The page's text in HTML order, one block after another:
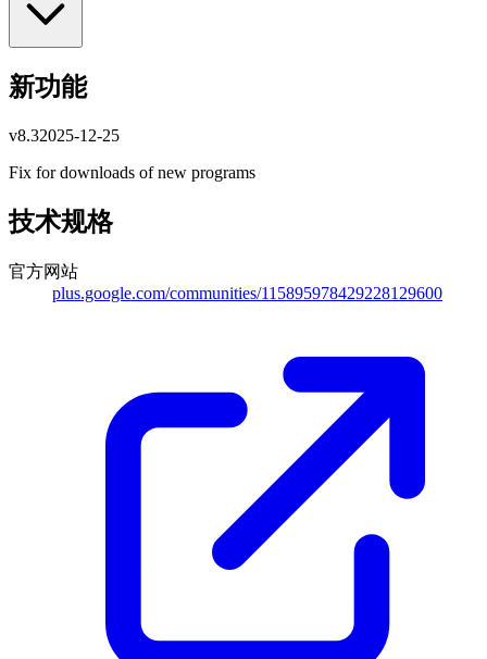
新功能
v8.32025-12-25
Fix for downloads of new programs
技术规格
官方网站
plus.google.com/communities/115895978429228129600